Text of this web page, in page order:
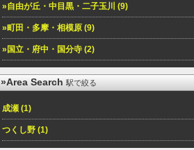
»自由が丘・中目黒・二子玉川 (9)
»町田・多摩・相模原 (9)
»国立・府中・国分寺 (2)
»Area Search駅で絞る
成瀬 (1)
つくし野 (1)